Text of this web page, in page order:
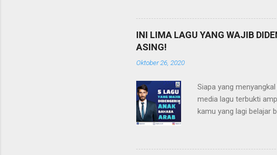
juta kilometer persegi.
bahasa daerah seperti
satu partai dan
Kong, Taiwan dan
INI LIMA LAGU YANG WAJIB
ASING!
Oktober 26, 2020
Siapa yang
media lagu terbukti
kamu yang lagi belajar
Maher Zain Album:
kolaborasi dua